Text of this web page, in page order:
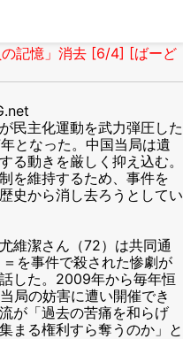
記憶」消去 [6/4] [ばーど
民主化運動を武力弾圧した
となった。中国当局は遺
る動きを厳しく抑え込む。
を維持するため、事件を
史から消し去ろうとしてい
維潔さん（72）は共同通
を事件で殺された惨劇が
した。2009年から毎年恒
局の妨害に遭い開催でき
が「過去の苦痛を和らげ
まる権利すら奪うのか」と